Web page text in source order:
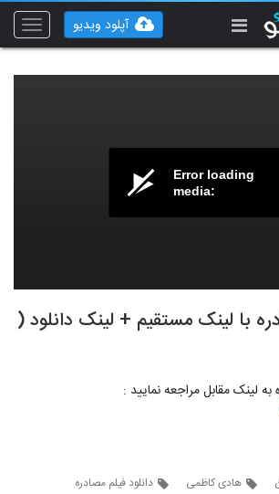
Toggle
آپلود ویدیو
Error loading
media:
با لینک مستقیم + لینک دانلود (
به لینک مقابل مراجعه نمایید :
هادی کاظمی
دانلود فیلم مصادره